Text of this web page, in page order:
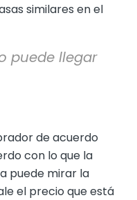
similares en el
puede llegar
de acuerdo
con lo que la
puede mirar la
el precio que está